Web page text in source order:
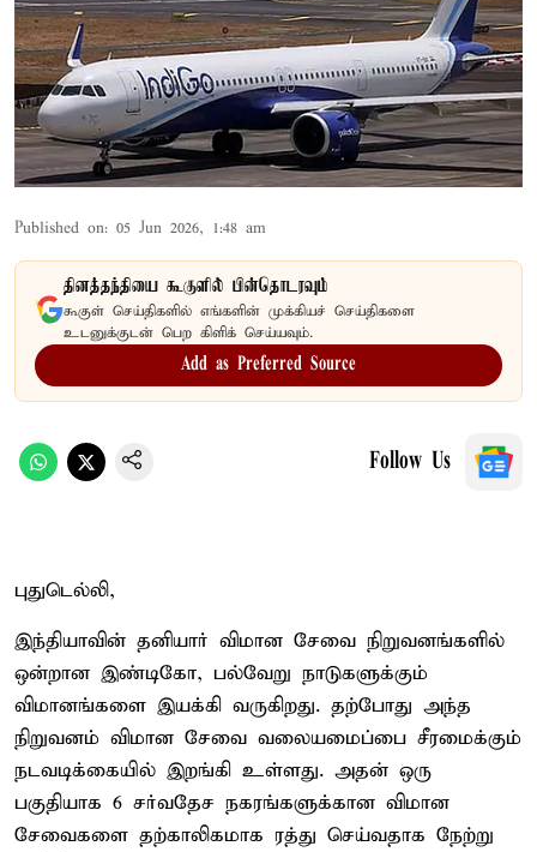
Published on: 05 Jun 2026, 1:48 am
தினத்தந்தியை கூகுளில் பின்தொடரவும்
கூகுள் செய்திகளில் எங்களின் முக்கியச் செய்திகளை
உடனுக்குடன் பெற கிளிக் செய்யவும்.
Add as Preferred Source
Follow Us
புதுடெல்லி,
இந்தியாவின் தனியார் விமான சேவை நிறுவனங்களில்
ஒன்றான இண்டிகோ, பல்வேறு நாடுகளுக்கும்
விமானங்களை இயக்கி வருகிறது. தற்போது அந்த
நிறுவனம் விமான சேவை வலையமைப்பை சீரமைக்கும்
நடவடிக்கையில் இறங்கி உள்ளது. அதன் ஒரு
பகுதியாக 6 சர்வதேச நகரங்களுக்கான விமான
சேவைகளை தற்காலிகமாக ரத்து செய்வதாக நேற்று